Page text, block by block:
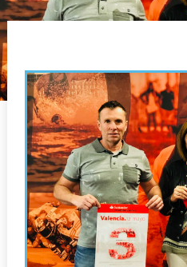
Valencia en deporte
Reservas